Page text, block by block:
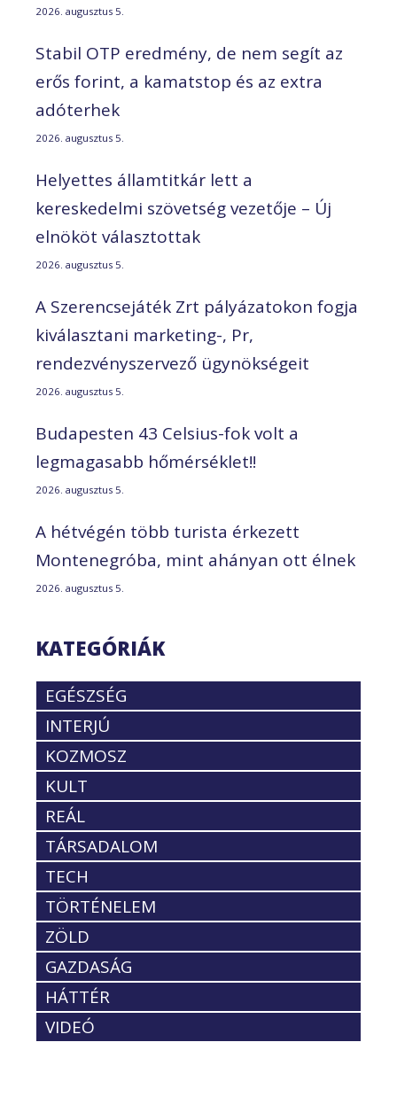
2026. augusztus 5.
Stabil OTP eredmény, de nem segít az
erős forint, a kamatstop és az extra
adóterhek
2026. augusztus 5.
Helyettes államtitkár lett a
kereskedelmi szövetség vezetője – Új
elnököt választottak
2026. augusztus 5.
A Szerencsejáték Zrt pályázatokon fogja
kiválasztani marketing-, Pr,
rendezvényszervező ügynökségeit
2026. augusztus 5.
Budapesten 43 Celsius-fok volt a
legmagasabb hőmérséklet!!
2026. augusztus 5.
A hétvégén több turista érkezett
Montenegróba, mint ahányan ott élnek
2026. augusztus 5.
KATEGÓRIÁK
EGÉSZSÉG
INTERJÚ
KOZMOSZ
KULT
REÁL
TÁRSADALOM
TECH
TÖRTÉNELEM
ZÖLD
GAZDASÁG
HÁTTÉR
VIDEÓ